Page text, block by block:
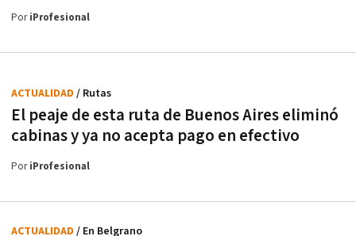
PoriProfesional
El peaje de esta ruta de Buenos Aires eliminó
cabinas y ya no acepta pago en efectivo
ACTUALIDAD / Rutas
PoriProfesional
ACTUALIDAD / En Belgrano